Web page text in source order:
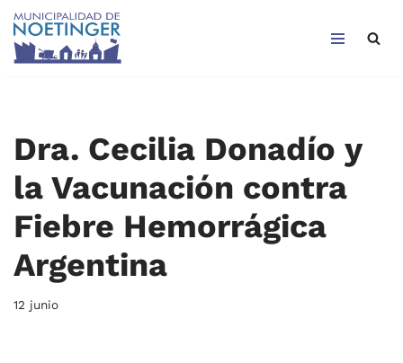
Saltar
Dra. Cecilia Donadío y
la Vacunación contra
Fiebre Hemorrágica
Argentina
12 junio